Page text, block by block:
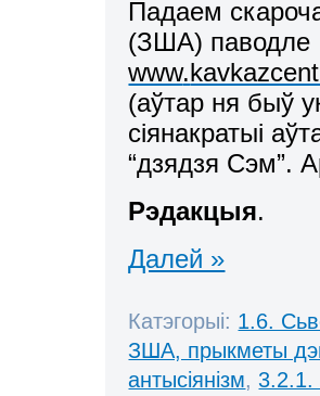
Падаем
(ЗША) паводле
www.
(аўтар ня быў
сіянакратыі
“дзядзя Сэм”.
Рэдакцыя.
Далей »
Катэгорыі: 1.6.
ЗША, прыкметы
антысіянізм, 3.2.1.